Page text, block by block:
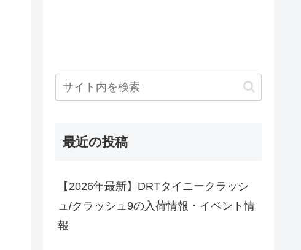
最近の投稿
【2026年最新】DRTタイニークラッシ
ュ/クラッシュ9の入荷情報・イベント情
報